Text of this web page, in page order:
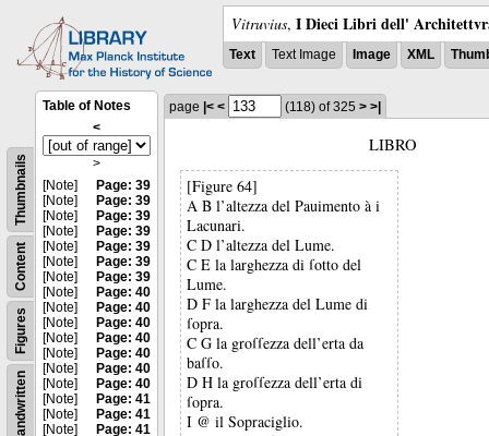
Vitruvius, I Dieci Libri dell'
Text Text Image Image XML
Handwritten
Figures
Content
Thumbnails
Table of Notes
<
>
[Note]
Page: 39
[Note]
Page: 39
[Note]
Page: 39
[Note]
Page: 39
[Note]
Page: 39
[Note]
Page: 39
[Note]
Page: 39
[Note]
Page: 40
[Note]
Page: 40
[Note]
Page: 40
[Note]
Page: 40
[Note]
Page: 40
[Note]
Page: 40
[Note]
Page: 40
[Note]
Page: 41
[Note]
Page: 41
[Note]
Page: 41
page |< < (118) of 325 > >|
LIBRO
[Figure 64]
A B l’altezza del Pauimento à i
Lacunari.
C D l’altezza del Lume.
C E la larghezza di ſotto del
Lume.
D F la larghezza del Lume di
ſopra.
C G la groſſezza dell’erta da
baſſo.
D H la groſſezza dell’erta di
ſopra.
I @ il Sopraciglio.